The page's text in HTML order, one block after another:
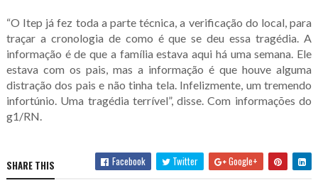
“O Itep já fez toda a parte técnica, a verificação do local, para
traçar a cronologia de como é que se deu essa tragédia. A
informação é de que a família estava aqui há uma semana. Ele
estava com os pais, mas a informação é que houve alguma
distração dos pais e não tinha tela. Infelizmente, um tremendo
infortúnio. Uma tragédia terrível”, disse. Com informações do
g1/RN.
SHARE THIS Facebook Twitter Google+